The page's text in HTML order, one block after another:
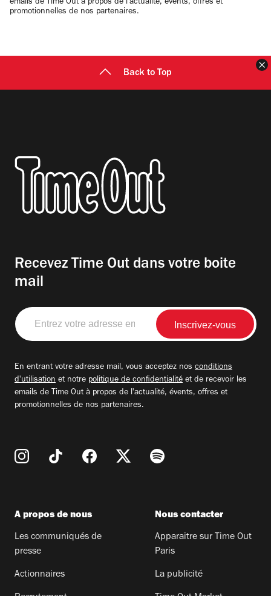
emails de Time Out à propos de l'actualité, évents, offres et
promotionnelles de nos partenaires.
Back to Top
Recevez Time Out dans votre boite
mail
Entrez
votre
adresse
En entrant votre adresse mail, vous acceptez nos conditions
d'utilisation et notre politique de confidentialité et de recevoir les
emails de Time Out à propos de l'actualité, évents, offres et
promotionnelles de nos partenaires.
A propos de nous
Les communiqués de
presse
Actionnaires
Nous contacter
Apparaitre sur Time Out
Paris
La publicité